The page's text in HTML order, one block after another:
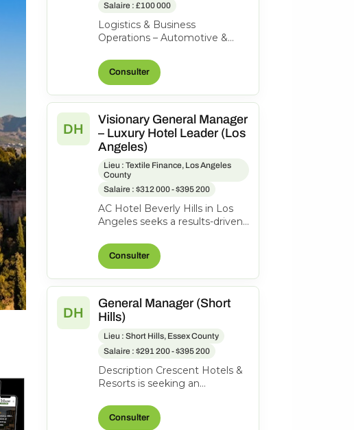
Salaire : £100 000
Logistics & Business
Operations – Automotive &
Product | Private Equity-
Backed Our client is a...
Consulter
DH
Visionary General Manager
– Luxury Hotel Leader (Los
Angeles)
Lieu : Textile Finance, Los Angeles
County
Salaire : $312 000 - $395 200
AC Hotel Beverly Hills in Los
Angeles seeks a results-driven
200-room lifestyle hotel and...
Consulter
DH
General Manager (Short
Hills)
Lieu : Short Hills, Essex County
Salaire : $291 200 - $395 200
Description Crescent Hotels &
Resorts is seeking an
to lead the Hilton Short Hills. At
Cr...Consulter